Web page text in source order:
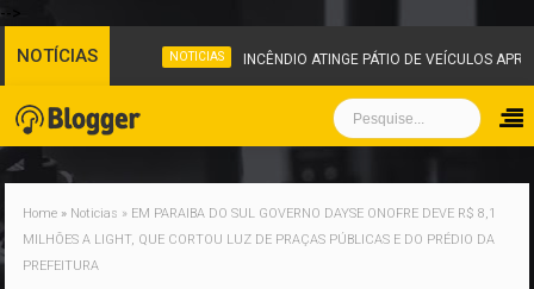
-->
NOTÍCIAS NOTICIAS INCÊNDIO ATINGE PÁTIO DE VEÍCULOS
Home » Noticias » EM PARAIBA DO SUL GOVERNO DAYSE ONOFRE DEVE R$ 8,1
MILHÕES A LIGHT, QUE CORTOU LUZ DE PRAÇAS PÚBLICAS E DO PRÉDIO DA
PREFEITURA